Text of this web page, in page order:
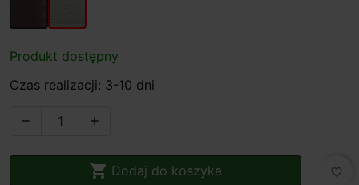
Produkt dostępny
Czas realizacji: 3-10 dni
 
 Dodaj do koszyka favorite_border